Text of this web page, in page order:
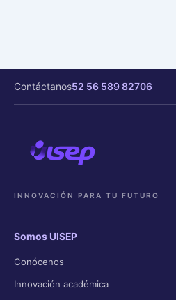
Contáctanos52 56 589 82706
INNOVACIÓN PARA TU FUTURO
Somos UISEP
Conócenos
Innovación académica